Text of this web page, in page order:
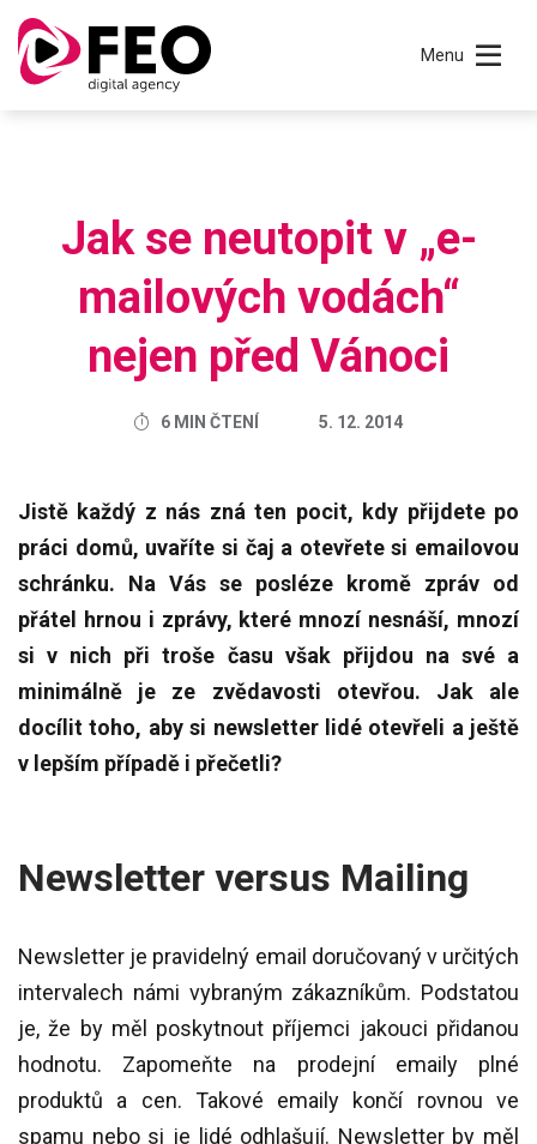
Menu
Jak se neutopit v „e-
mailových vodách“
nejen před Vánoci
6 MIN ČTENÍ 5. 12. 2014
Jistě každý z nás zná ten pocit, kdy přijdete po
práci domů, uvaříte si čaj a otevřete si emailovou
schránku. Na Vás se posléze kromě zpráv od
přátel hrnou i zprávy, které mnozí nesnáší, mnozí
si v nich při troše času však přijdou na své a
minimálně je ze zvědavosti otevřou. Jak ale
docílit toho, aby si newsletter lidé otevřeli a ještě
v lepším případě i přečetli?
Newsletter versus Mailing
Newsletter je pravidelný email doručovaný v určitých
intervalech námi vybraným zákazníkům. Podstatou
je, že by měl poskytnout příjemci jakouci přidanou
hodnotu. Zapomeňte na prodejní emaily plné
produktů a cen. Takové emaily končí rovnou ve
spamu nebo si je lidé odhlašují. Newsletter by měl